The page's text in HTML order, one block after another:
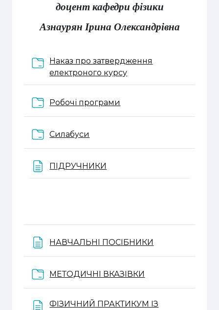
доцент кафедри фізики
Азнаурян Ірина Олександрівна
Наказ про затвердження
електроного курсуПапка
Робочі програми
Силабуси
ПІДРУЧНИКИ
НАВЧАЛЬНІ ПОСІБНИКИ
МЕТОДИЧНІ ВКАЗІВКИ
ФІЗИЧНИЙ ПРАКТИКУМ ІЗ